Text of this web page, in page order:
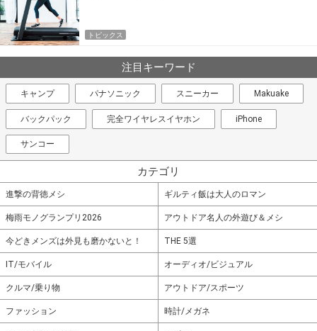
トピックス
注目キーワード
キャンプ パナソニック スニーカー Makuake
バックパック 完全ワイヤレスイヤホン iPhone
サンコー
カテゴリ
進撃の背徳メシ ギルティ飯は大人のロマン
梅雨モノグランプリ2026 アウトドア名人の外遊び＆メシ
今どきメンズは外見も磨かないと！ THE 5選
IT/モバイル オーディオ/ビジュアル
クルマ/乗り物 アウトドア/スポーツ
ファッション 時計/メガネ